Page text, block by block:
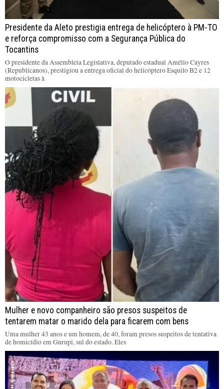
Presidente da Aleto prestigia entrega de helicóptero à PM-TO
e reforça compromisso com a Segurança Pública do
Tocantins
O presidente da Assembleia Legislativa, deputado estadual Amélio Cayres
(Republicanos), prestigiou a entrega oficial do helicóptero Esquilo B2 e 12
motocicletas à
Mulher e novo companheiro são presos suspeitos de
tentarem matar o marido dela para ficarem com bens
Uma mulher 43 anos e um homem, de 40, foram presos suspeitos de tentativa
de homicídio em Gurupi, sul do estado. Eles